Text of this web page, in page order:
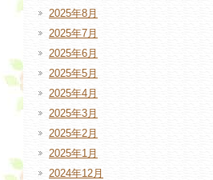
2025年8月
2025年7月
2025年6月
2025年5月
2025年4月
2025年3月
2025年2月
2025年1月
2024年12月